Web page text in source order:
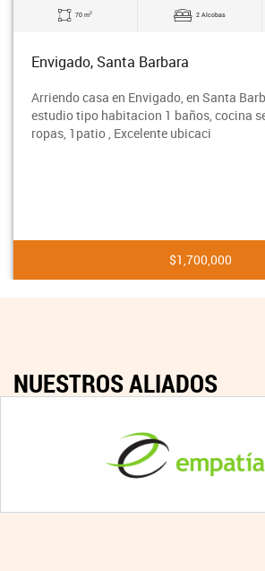
70 m2 2 Alcobas
Envigado, Santa Barbara
Arriendo casa en Envigado, en Santa
estudio tipo habitacion 1 baños, cocina
ropas, 1patio , Excelente ubicaci
$1,700,000
NUESTROS ALIADOS